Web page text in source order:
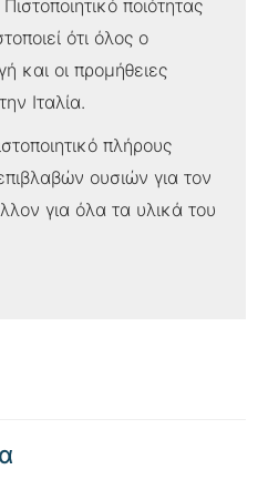
Πιστοποιητικό ποιότητας
ότι όλος ο
και οι προμήθειες
Ιταλία.
πλήρους
ουσιών για τον
για όλα τα υλικά του